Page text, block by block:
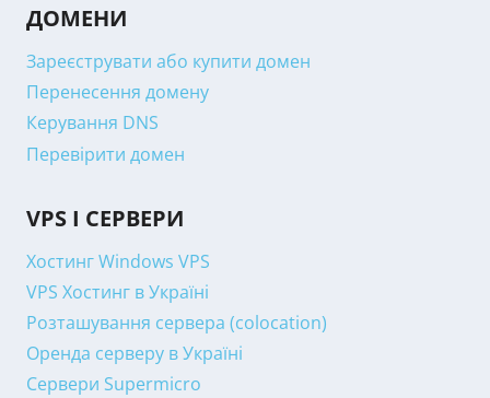
ДОМЕНИ
Зареєструвати або купити домен
Перенесення домену
Керування DNS
Перевірити домен
VPS І СЕРВЕРИ
Хостинг Windows VPS
VPS Хостинг в Україні
Розташування сервера (colocation)
Оренда серверу в Україні
Сервери Supermicro